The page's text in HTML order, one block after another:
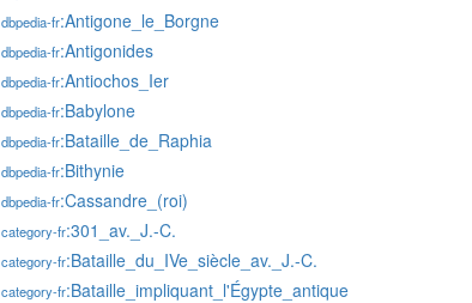
dbpedia-fr:Antigone_le_Borgne
dbpedia-fr:Antigonides
dbpedia-fr:Antiochos_Ier
dbpedia-fr:Babylone
dbpedia-fr:Bataille_de_Raphia
dbpedia-fr:Bithynie
dbpedia-fr:Cassandre_(roi)
category-fr:301_av._J.-C.
category-fr:Bataille_du_IVe_siècle_av._J.-C.
category-fr:Bataille_impliquant_l'Égypte_antique